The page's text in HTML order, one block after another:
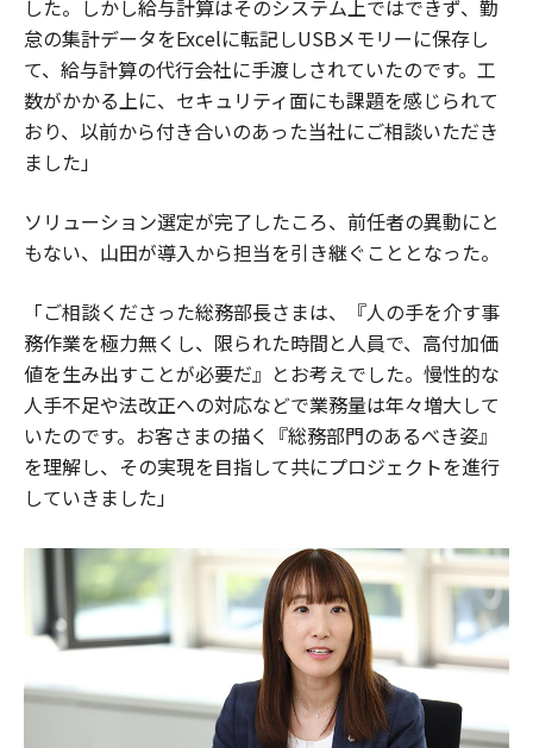
した。しかし給与計算はそのシステム上ではできず、勤
怠の集計データをExcelに転記しUSBメモリーに保存し
て、給与計算の代行会社に手渡しされていたのです。工
数がかかる上に、セキュリティ面にも課題を感じられて
おり、以前から付き合いのあった当社にご相談いただき
ました」
ソリューション選定が完了したころ、前任者の異動にと
もない、山田が導入から担当を引き継ぐこととなった。
「ご相談くださった総務部長さまは、『人の手を介す事
務作業を極力無くし、限られた時間と人員で、高付加価
値を生み出すことが必要だ』とお考えでした。慢性的な
人手不足や法改正への対応などで業務量は年々増大して
いたのです。お客さまの描く『総務部門のあるべき姿』
を理解し、その実現を目指して共にプロジェクトを進行
していきました」